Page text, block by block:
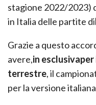
stagione 2022/2023)
in Italia delle partite di
Grazie a questo
avere,in esclusiva
terrestre, il
per la versione